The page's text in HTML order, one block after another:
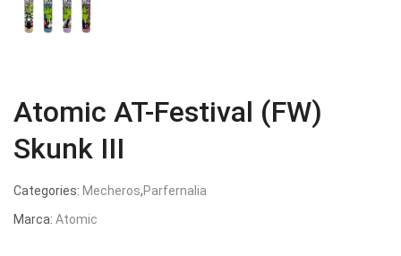
Atomic AT-Festival (FW)
Skunk III
Categories: Mecheros,Parfernalia
Marca: Atomic